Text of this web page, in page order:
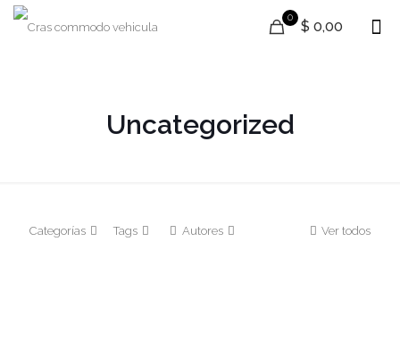
0
$ 0,00
Uncategorized
Categorías Tags Autores Ver todos